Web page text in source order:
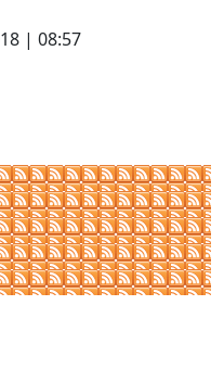
| 08:57